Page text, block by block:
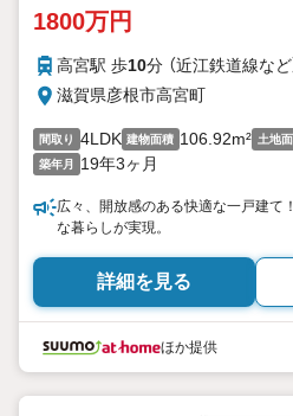
1800万円
高宮駅 歩10分 （近江鉄道線など
滋賀県彦根市高宮町
間取り 4LDK 建物面積 106.92m² 土地
築年月 19年3ヶ月
広々、開放感のある快適な一戸建て
な暮らしが実現。
詳細を見る
ほか提供